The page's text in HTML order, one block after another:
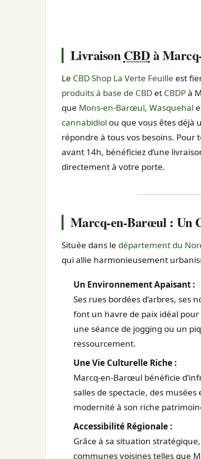
LivraisonCBDà
Le CBD Shop La Verte Feuille est
produits à base de CBD et CBDPà
que Mons-en-Barœul, Wasquehal
cannabidiol ou que vous êtes déjà
répondre à tous vos besoins.
avant 14h, bénéficiez d’une
directement à votre porte.
Marcq-en-Barœul : Un
Située dans le département du
qui allie harmonieusement
Un Environnement Apaisant :
Ses rues bordées d’arbres, ses
font un havre de paix idéal
une séance de jogging ou un
ressourcement.
Une Vie Culturelle Riche :
Marcq-en-Barœul bénéficie
salles de spectacle, des
modernité à son riche
Accessibilité Régionale :
Grâce à sa situation
communes voisines telles que